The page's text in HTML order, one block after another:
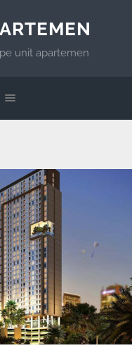
unit apartemen